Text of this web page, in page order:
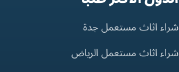
شراء اثاث مستعمل جدة
شراء اثاث مستعمل الرياض